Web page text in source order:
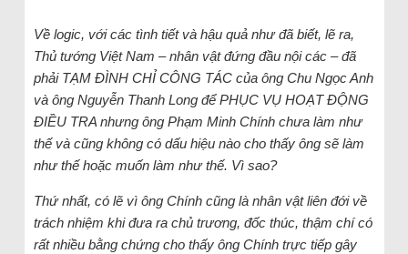
Về logic, với các tình tiết và hậu quả như đã biết, lẽ ra,
Thủ tướng Việt Nam – nhân vật đứng đầu nội các – đã
phải TẠM ĐÌNH CHỈ CÔNG TÁC của ông Chu Ngọc Anh
và ông Nguyễn Thanh Long để PHỤC VỤ HOẠT ĐỘNG
ĐIỀU TRA nhưng ông Phạm Minh Chính chưa làm như
thế và cũng không có dấu hiệu nào cho thấy ông sẽ làm
như thế hoặc muốn làm như thế. Vì sao?
Thứ nhất, có lẽ vì ông Chính cũng là nhân vật liên đới về
trách nhiệm khi đưa ra chủ trương, đốc thúc, thậm chí có
rất nhiều bằng chứng cho thấy ông Chính trực tiếp gây